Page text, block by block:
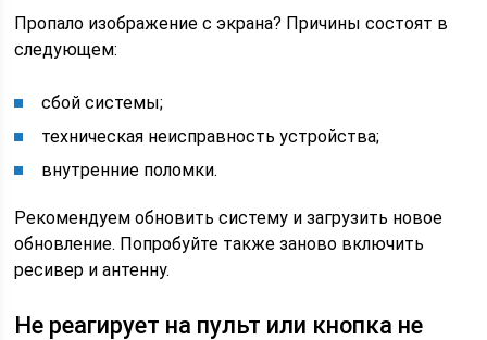
Пропало изображение с экрана? Причины состоят в
следующем:
сбой системы;
техническая неисправность устройства;
внутренние поломки.
Рекомендуем обновить систему и загрузить новое
обновление. Попробуйте также заново включить
ресивер и антенну.
Не реагирует на пульт или кнопка не